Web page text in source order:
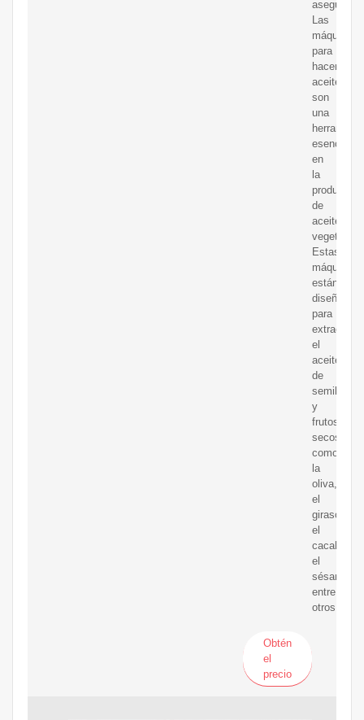
Las
máquinas
para
hacer
aceite
son
una
esencial
en
la
producción
de
aceites
vegetales.
Estas
máquinas
están
diseñadas
para
extraer
el
aceite
de
semillas
y
frutos
secos,
como
la
oliva,
el
girasol,
el
cacahuete,
el
sésamo,
entre
otros.
Obtén
el
precio